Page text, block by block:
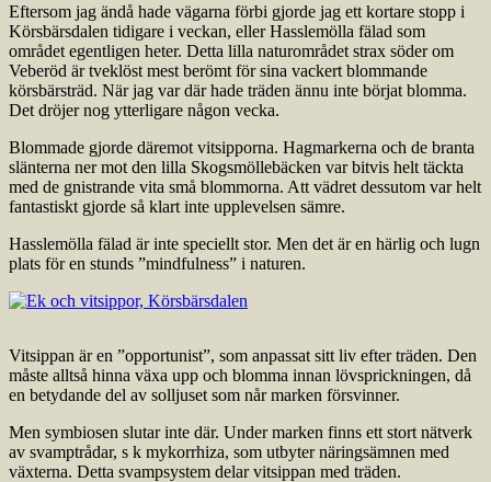
Eftersom jag ändå hade vägarna förbi gjorde jag ett kortare stopp i
Körsbärsdalen tidigare i veckan, eller Hasslemölla fälad som
området egentligen heter. Detta lilla naturområdet strax söder om
Veberöd är tveklöst mest berömt för sina vackert blommande
körsbärsträd. När jag var där hade träden ännu inte börjat blomma.
Det dröjer nog ytterligare någon vecka.
Blommade gjorde däremot vitsipporna. Hagmarkerna och de branta
slänterna ner mot den lilla Skogsmöllebäcken var bitvis helt täckta
med de gnistrande vita små blommorna. Att vädret dessutom var helt
fantastiskt gjorde så klart inte upplevelsen sämre.
Hasslemölla fälad är inte speciellt stor. Men det är en härlig och lugn
plats för en stunds ”mindfulness” i naturen.
Vitsippan är en ”opportunist”, som anpassat sitt liv efter träden. Den
måste alltså hinna växa upp och blomma innan lövsprickningen, då
en betydande del av solljuset som når marken försvinner.
Men symbiosen slutar inte där. Under marken finns ett stort nätverk
av svamptrådar, s k mykorrhiza, som utbyter näringsämnen med
växterna. Detta svampsystem delar vitsippan med träden.